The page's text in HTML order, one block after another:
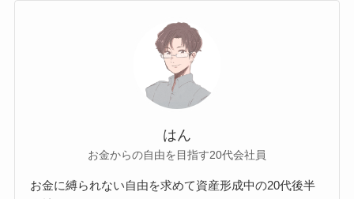
はん
お金からの自由を目指す20代会社員
お金に縛られない自由を求めて資産形成中の20代後半